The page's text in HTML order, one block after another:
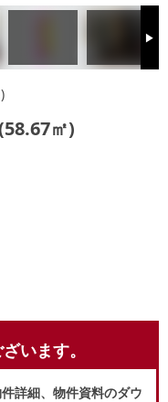
Next
㎡)
います。
詳細、物件資料のダウ